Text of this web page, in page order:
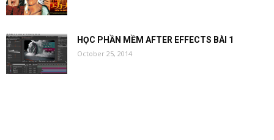
HỌC PHẦN MỀM AFTER EFFECTS BÀI 1
October 25, 2014